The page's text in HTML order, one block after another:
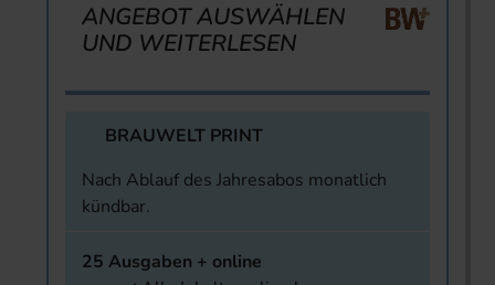
ANGEBOT AUSWÄHLEN
UND WEITERLESEN
BRAUWELT PRINT
Nach Ablauf des Jahresabos monatlich
kündbar.
25 Ausgaben + online